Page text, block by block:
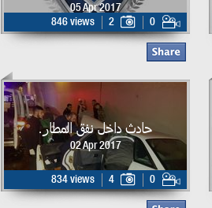
05 Apr 2017
846 views
2 0
حادث داخل نفق المطار.
02 Apr 2017
834 views 4 0